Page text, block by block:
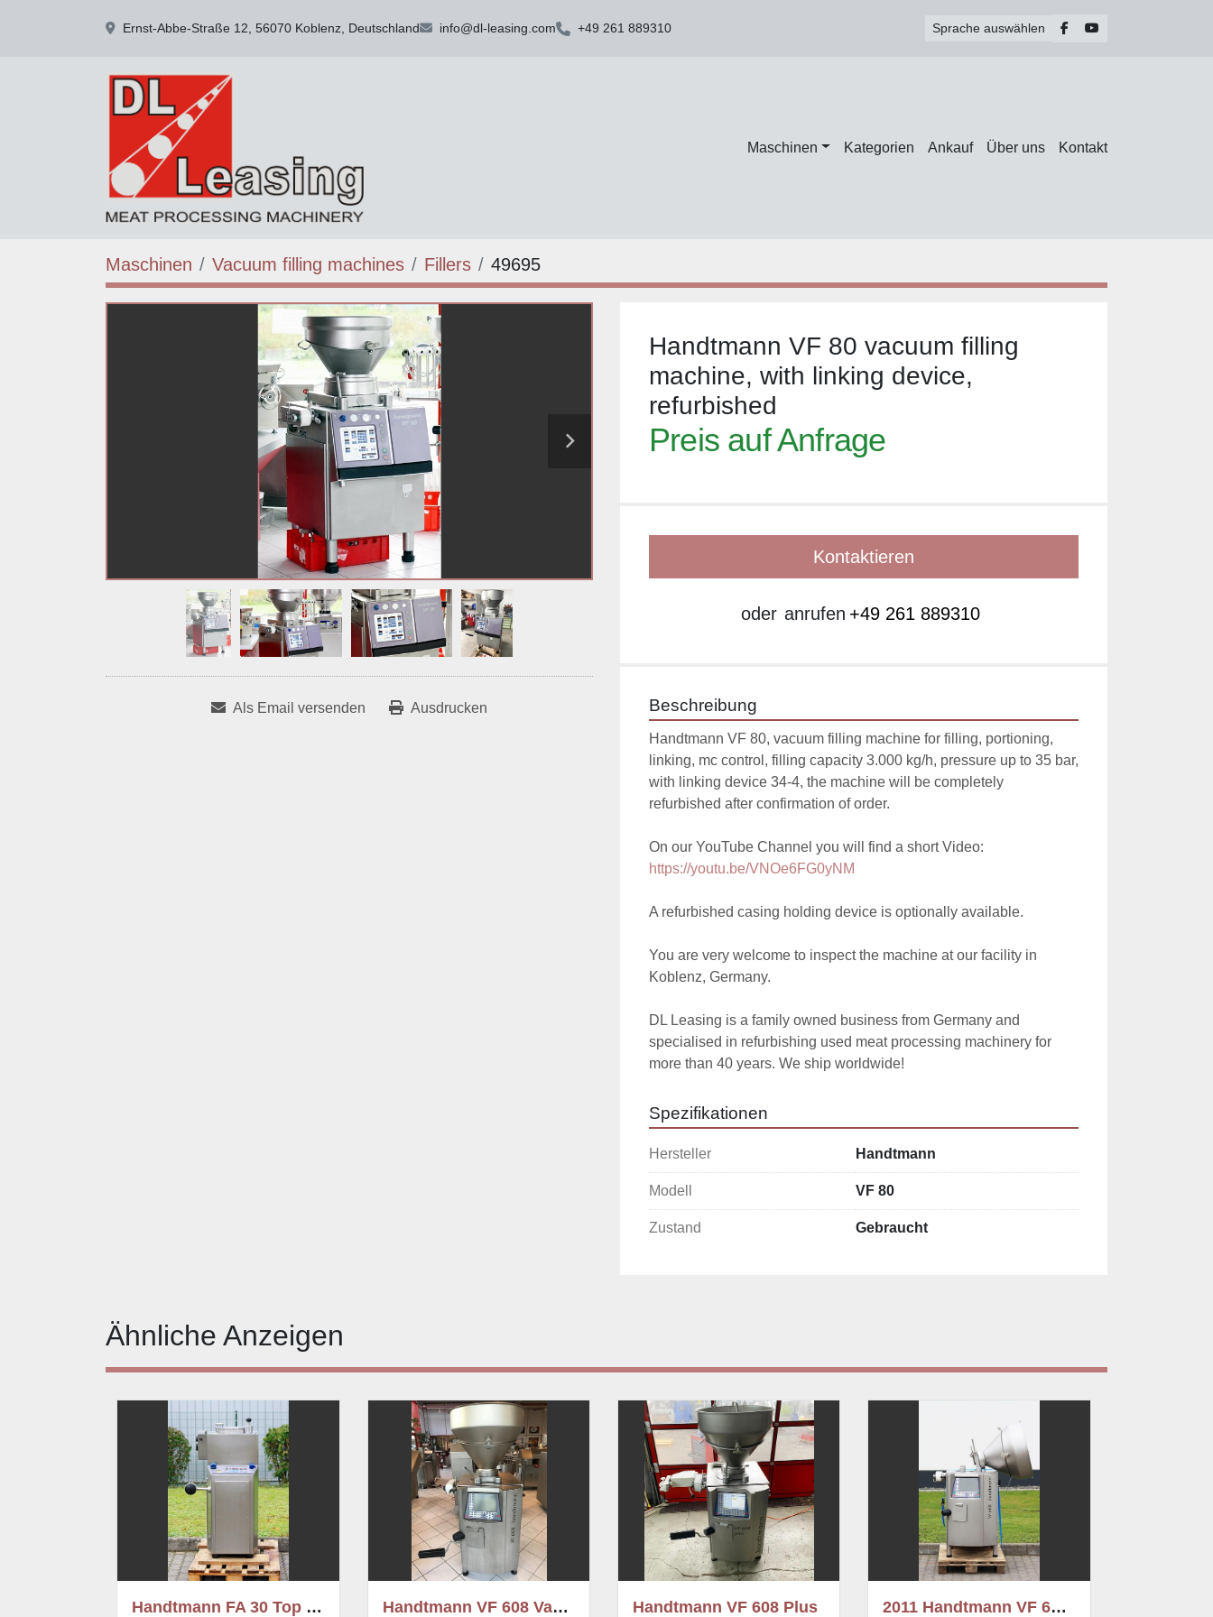
Ernst-Abbe-Straße 12, 56070 Koblenz, Deutschland info@dl-leasing.com +49 261 889310 Sprache auswählen facebook
Maschinen Kategorien Ankauf Über uns Kontakt
Maschinen Vacuum filling machines Fillers 49695
Als Email versenden Ausdrucken
Handtmann VF 80 vacuum filling
machine, with linking device,
refurbished
Preis auf Anfrage
Kontaktieren
oder anrufen +49 261 889310
Beschreibung
Handtmann VF 80, vacuum filling machine for filling, portioning,
linking, mc control, filling capacity 3.000 kg/h, pressure up to 35 bar,
with linking device 34-4, the machine will be completely
refurbished after confirmation of order.
https://youtu.be/VNOe6FG0yNM
A refurbished casing holding device is optionally available.
You are very welcome to inspect the machine at our facility in
Koblenz, Germany.
DL Leasing is a family owned business from Germany and
specialised in refurbishing used meat processing machinery for
more than 40 years. We ship worldwide!
Spezifikationen
Hersteller Handtmann
Modell VF 80
Zustand Gebraucht
Ähnliche Anzeigen
Handtmann VF 608 Vacuum Filling Machine, refurbished Handtmann VF 608 Plus 2011 Handtmann VF 608 Plus Handtmann VF 630